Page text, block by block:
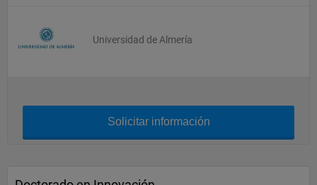
Universidad de Almería
Solicitar información